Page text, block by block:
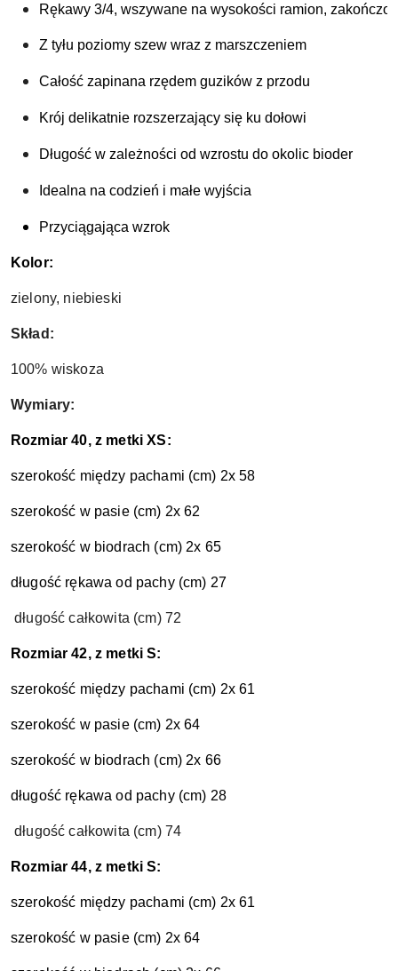
Rękawy 3/4, wszywane na wysokości ramion,
Z tyłu poziomy szew wraz z marszczeniem
Całość zapinana rzędem guzików z przodu
Krój delikatnie rozszerzający się ku dołowi
Długość w zależności od wzrostu do okolic bioder
Idealna na codzień i małe wyjścia
Przyciągająca wzrok
Kolor:
zielony, niebieski
Skład:
100% wiskoza
Wymiary:
Rozmiar 40, z metki XS:
szerokość między pachami (cm) 2x 58
szerokość w pasie (cm) 2x 62
szerokość w biodrach (cm) 2x 65
długość rękawa od pachy (cm) 27
długość całkowita (cm) 72
Rozmiar 42, z metki S:
szerokość między pachami (cm) 2x 61
szerokość w pasie (cm) 2x 64
szerokość w biodrach (cm) 2x 66
długość rękawa od pachy (cm) 28
długość całkowita (cm) 74
Rozmiar 44, z metki S:
szerokość między pachami (cm) 2x 61
szerokość w pasie (cm) 2x 64